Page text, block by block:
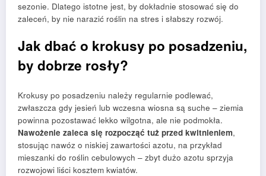
sezonie. Dlatego istotne jest, by dokładnie stosować się do
zaleceń, by nie narazić roślin na stres i słabszy rozwój.
Jak dbać o krokusy po posadzeniu,
by dobrze rosły?
Krokusy po posadzeniu należy regularnie podlewać,
zwłaszcza gdy jesień lub wczesna wiosna są suche – ziemia
powinna pozostawać lekko wilgotna, ale nie podmokła.
Nawożenie zaleca się rozpocząć tuż przed kwitnieniem,
stosując nawóz o niskiej zawartości azotu, na przykład
mieszanki do roślin cebulowych – zbyt dużo azotu sprzyja
rozwojowi liści kosztem kwiatów.